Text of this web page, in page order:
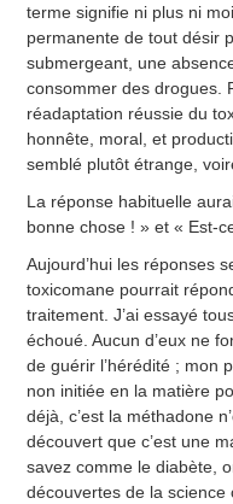
terme signifie ni plus ni
permanente de tout désir
submergeant, une
consommer des drogues.
réadaptation réussie du
honnête, moral, et
semblé plutôt étrange,
La réponse habituelle
bonne chose ! » et « Est-
Aujourd’hui les réponses
toxicomane pourrait
traitement. J’ai essayé
échoué. Aucun d’eux ne
de guérir l’hérédité ; mon
non initiée en la matière
déjà, c’est la méthadone
découvert que c’est une
savez comme le diabète,
découvertes de la science